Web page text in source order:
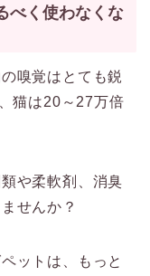
べく使わなくな
嗅覚はとても鋭
猫は20～27万倍
や柔軟剤、消臭
せんか？
ットは、もっと